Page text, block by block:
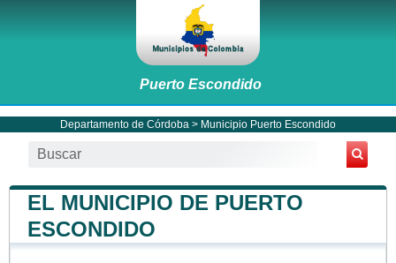
Puerto Escondido
Departamento de Córdoba > Municipio Puerto Escondido
EL MUNICIPIO DE PUERTO
ESCONDIDO